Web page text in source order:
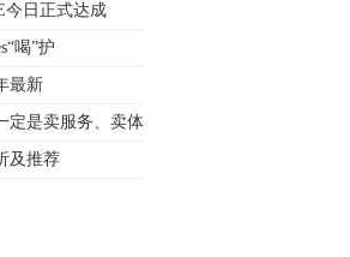
今日正式达成
喝”护
最新
定是卖服务、卖体
及推荐